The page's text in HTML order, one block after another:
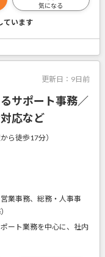
気になる
ています
更新日： 9日前
サポート事務／
応など
ら徒歩17分）
業事務、総務・人事事
ート業務を中心に、社内